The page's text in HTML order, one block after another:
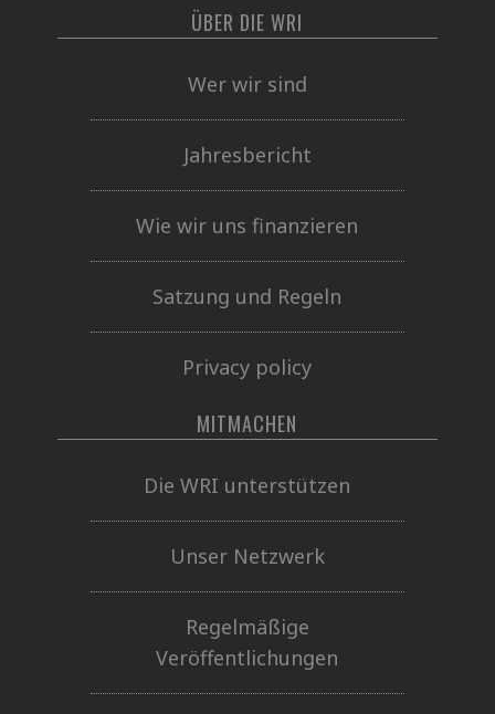
ÜBER DIE WRI
Wer wir sind
Jahresbericht
Wie wir uns finanzieren
Satzung und Regeln
Privacy policy
MITMACHEN
Die WRI unterstützen
Unser Netzwerk
Regelmäßige
Veröffentlichungen